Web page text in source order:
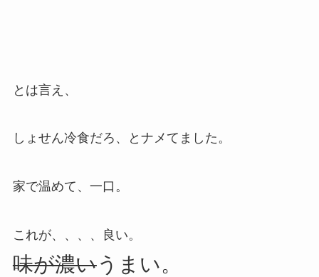
とは言え、
しょせん冷食だろ、とナメてました。
家で温めて、一口。
これが、、、、良い。
味が濃いうまい。